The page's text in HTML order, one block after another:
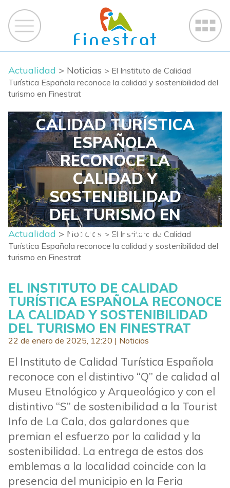
Actualidad > Noticias > El Instituto de Calidad
Turística Española reconoce la calidad y sostenibilidad del
turismo en Finestrat
CALIDAD TURÍSTICA
ESPAÑOLA
RECONOCE LA
CALIDAD Y
SOSTENIBILIDAD
DEL TURISMO EN
FINESTRAT
Actualidad > Noticias > El Instituto de Calidad
Turística Española reconoce la calidad y sostenibilidad del
turismo en Finestrat
EL INSTITUTO DE CALIDAD
TURÍSTICA ESPAÑOLA RECONOCE
LA CALIDAD Y SOSTENIBILIDAD
DEL TURISMO EN FINESTRAT
22 de enero de 2025, 12:20 | Noticias
El Instituto de Calidad Turística Española
reconoce con el distintivo “Q” de calidad al
Museu Etnológico y Arqueológico y con el
distintivo “S” de sostenibilidad a la Tourist
Info de La Cala, dos galardones que
premian el esfuerzo por la calidad y la
sostenibilidad. La entrega de estos dos
emblemas a la localidad coincide con la
presencia del municipio en la Feria